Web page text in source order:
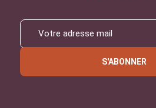
S'ABONNER